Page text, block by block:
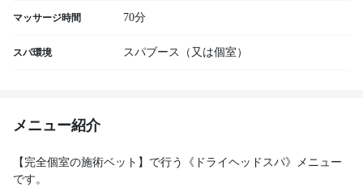
マッサージ時間 70分
スパ環境 スパブース（又は個室）
メニュー紹介
【完全個室の施術ベット】で行う《ドライヘッドスパ》メニュー
です。